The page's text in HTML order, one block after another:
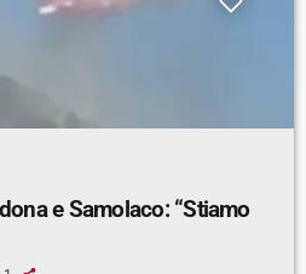
e Samolaco: “Stiamo